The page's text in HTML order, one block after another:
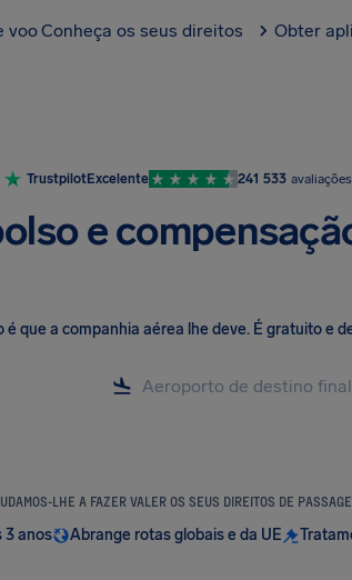
vooConheça os seus direitos Obter
TrustpilotExcelente 241 533 avaliações
e
é que a companhia aérea lhe deve. É gratuito e
LHE A FAZER VALER OS SEUS DIREITOS DE
3 anos Abrange rotas globais e da UE